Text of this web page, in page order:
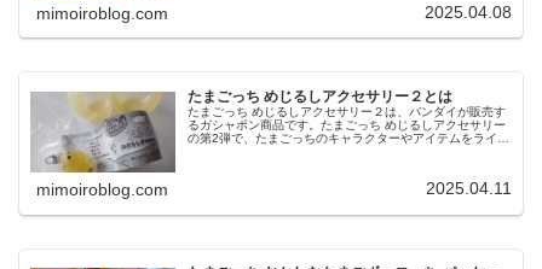
mimoiroblog.com 2025.04.08
たまごっち めじるしアクセサリー２とは
たまごっち めじるしアクセサリー２は、バンダイが販売す
るガシャポン商品です。たまごっち めじるしアクセサリー
の第2弾で、たまごっちのキャラクターやアイテムをライン
mimoiroblog.com 2025.04.11